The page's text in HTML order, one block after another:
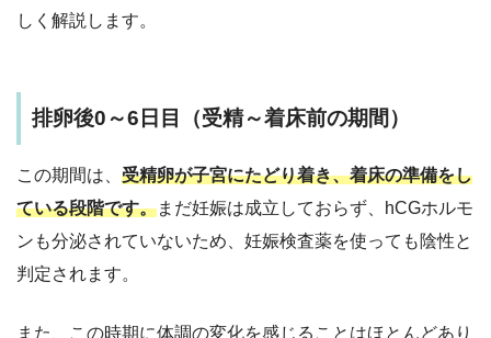
しく解説します。
排卵後0～6日目（受精～着床前の期間）
この期間は、 受精卵が子宮にたどり着き、着床の準備をし
ている段階です。まだ妊娠は成立しておらず、hCGホルモ
ンも分泌されていないため、妊娠検査薬を使っても陰性と
判定されます。
また、この時期に体調の変化を感じることはほとんどあり